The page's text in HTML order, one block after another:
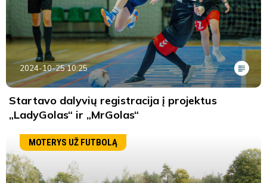
2024-10-25 10:25
Startavo dalyvių registracija į projektus
„LadyGolas“ ir „MrGolas“
MOTERYS UŽ FUTBOLĄ